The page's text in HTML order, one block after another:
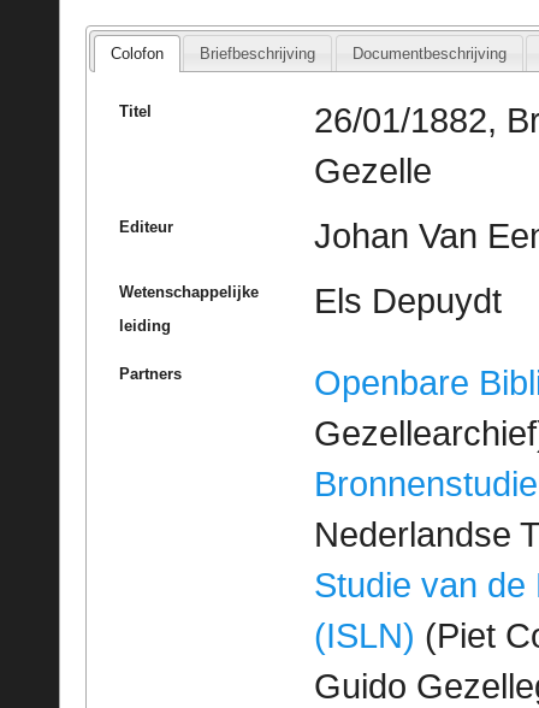
Colofon Briefbeschrijving Documentbeschrijving
Titel
26/01/1882,
Gezelle
Editeur Johan Van
Wetenschappelijke
leiding
Els Depuydt
Partners
Openbare
Bronnenstudie
Nederlandse
Studie van de
(ISLN) (Piet
Guido